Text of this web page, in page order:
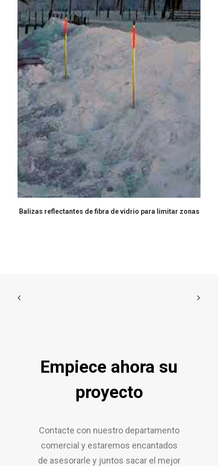
Balizas reflectantes de fibra de vidrio para limitar zonas
Empiece ahora su
proyecto
Contacte con nuestro departamento
comercial y estaremos encantados
de asesorarle y juntos sacar el mejor